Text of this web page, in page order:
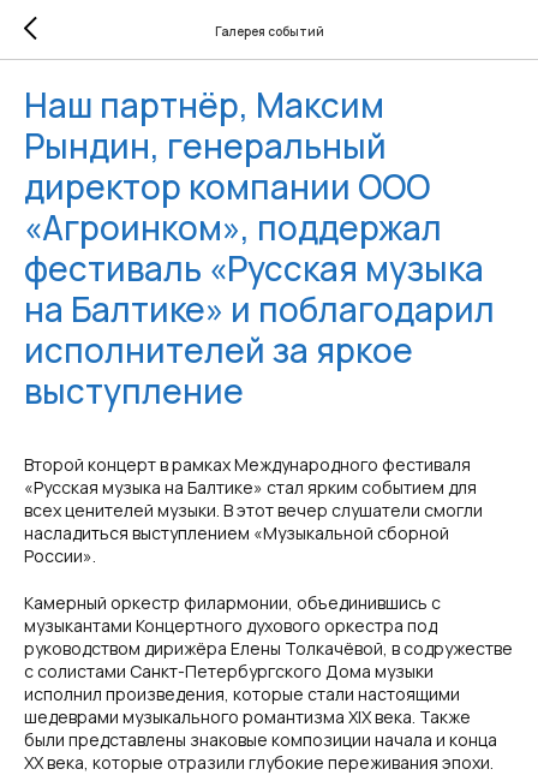
Галерея событий
Наш партнёр, Максим
Рындин, генеральный
директор компании ООО
«Агроинком», поддержал
фестиваль «Русская музыка
на Балтике» и поблагодарил
исполнителей за яркое
выступление
Второй концерт в рамках Международного фестиваля
«Русская музыка на Балтике» стал ярким событием для
всех ценителей музыки. В этот вечер слушатели смогли
насладиться выступлением «Музыкальной сборной
России».
Камерный оркестр филармонии, объединившись с
музыкантами Концертного духового оркестра под
руководством дирижёра Елены Толкачёвой, в содружестве
с солистами Санкт-Петербургского Дома музыки
исполнил произведения, которые стали настоящими
шедеврами музыкального романтизма XIX века. Также
были представлены знаковые композиции начала и конца
XX века, которые отразили глубокие переживания эпохи.